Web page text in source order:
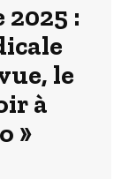
:
le
à
»